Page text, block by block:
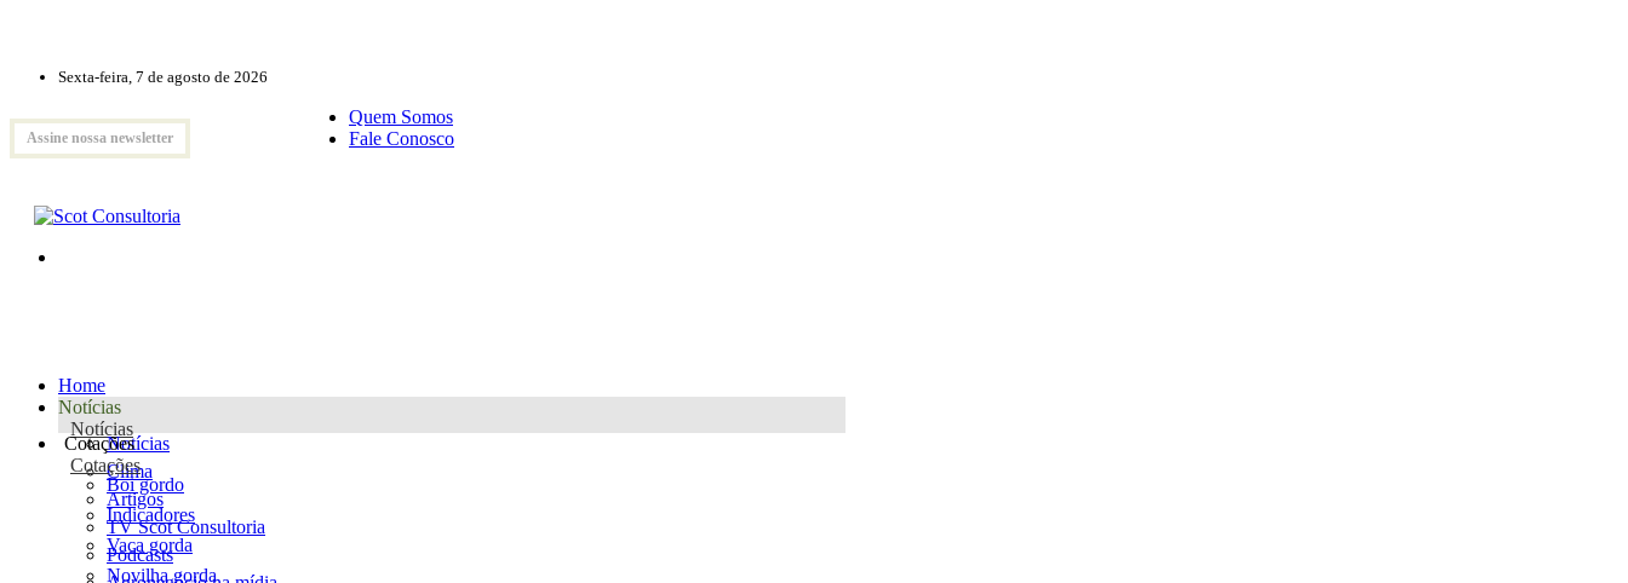
Sexta-feira, 7 de agosto de 2026
Assine nossa newsletter
Quem Somos
Fale Conosco
Home
Notícias
Notícias
Notícias
Clima
Artigos
TV Scot Consultoria
Podcasts
Cotações
Cotações
Boi gordo
Indicadores
Vaca gorda
Novilha gorda